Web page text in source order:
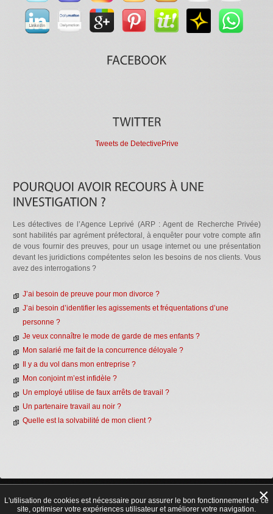
Tweets de DetectivePrive
Les détectives de l’Agence Leprivé (ARP : Agent de Recherche Privée)
sont habilités par agrément préfectoral, à enquêter pour votre compte afin
de vous fournir des preuves, pour un usage internet ou une présentation
devant les juridictions compétentes selon les besoins de nos clients. Vous
avez des interrogations ?
J’ai besoin de preuve pour mon divorce ?
J’ai besoin d’identifier les agissements et fréquentations d’une
personne ?
Je veux connaître le mode de garde de mes enfants ?
Mon salarié me fait de la concurrence déloyale ?
Il y a du vol dans mon entreprise ?
Mon conjoint m’est infidèle ?
Un employé utilise de faux arrêts de travail ?
Un partenaire travail au noir ?
Quelle est la solvabilité de mon client ?
Partenariat & recrutement
Mentions légales
© 2026 | Tous droits réservés
L'utilisation de cookies est nécessaire pour assurer le bon fonctionnement de ce
site, optimiser votre expériences utilisateur et améliorer votre navigation.
×